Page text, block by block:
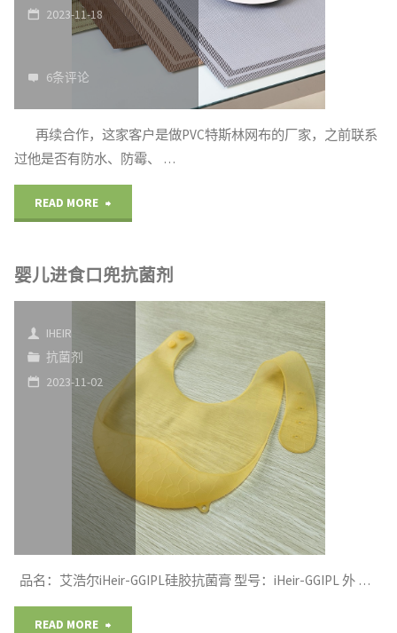
厂
菌
案
2023-11-18
6条评论
再续合作，这家客户是做PVC特斯林网布的厂家，之前联系
过他是否有防水、防霉、 …
READ MORE
PVC
林
防
霉
抗
菌
婴儿进食口兜抗菌剂
IHEIR
抗菌剂
2023-11-02
品名：艾浩尔iHeir-GGIPL硅胶抗菌膏 型号：iHeir-GGIPL 外 …
READ MORE